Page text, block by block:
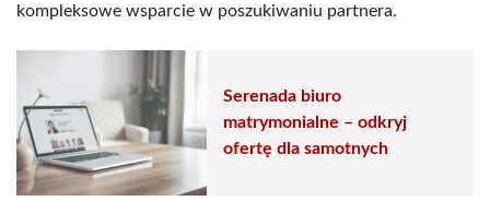
kompleksowe wsparcie w poszukiwaniu partnera.
Serenada biuro
matrymonialne – odkryj
ofertę dla samotnych